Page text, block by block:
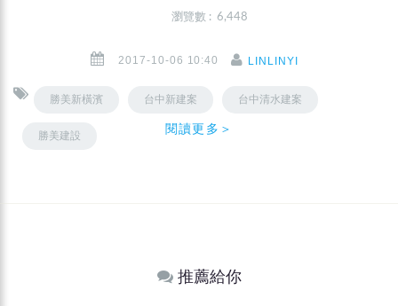
瀏覽數 : 6,448
2017-10-06 10:40 LINLINYI
勝美新橫濱 台中新建案 台中清水建案
勝美建設 閱讀更多＞
推薦給你